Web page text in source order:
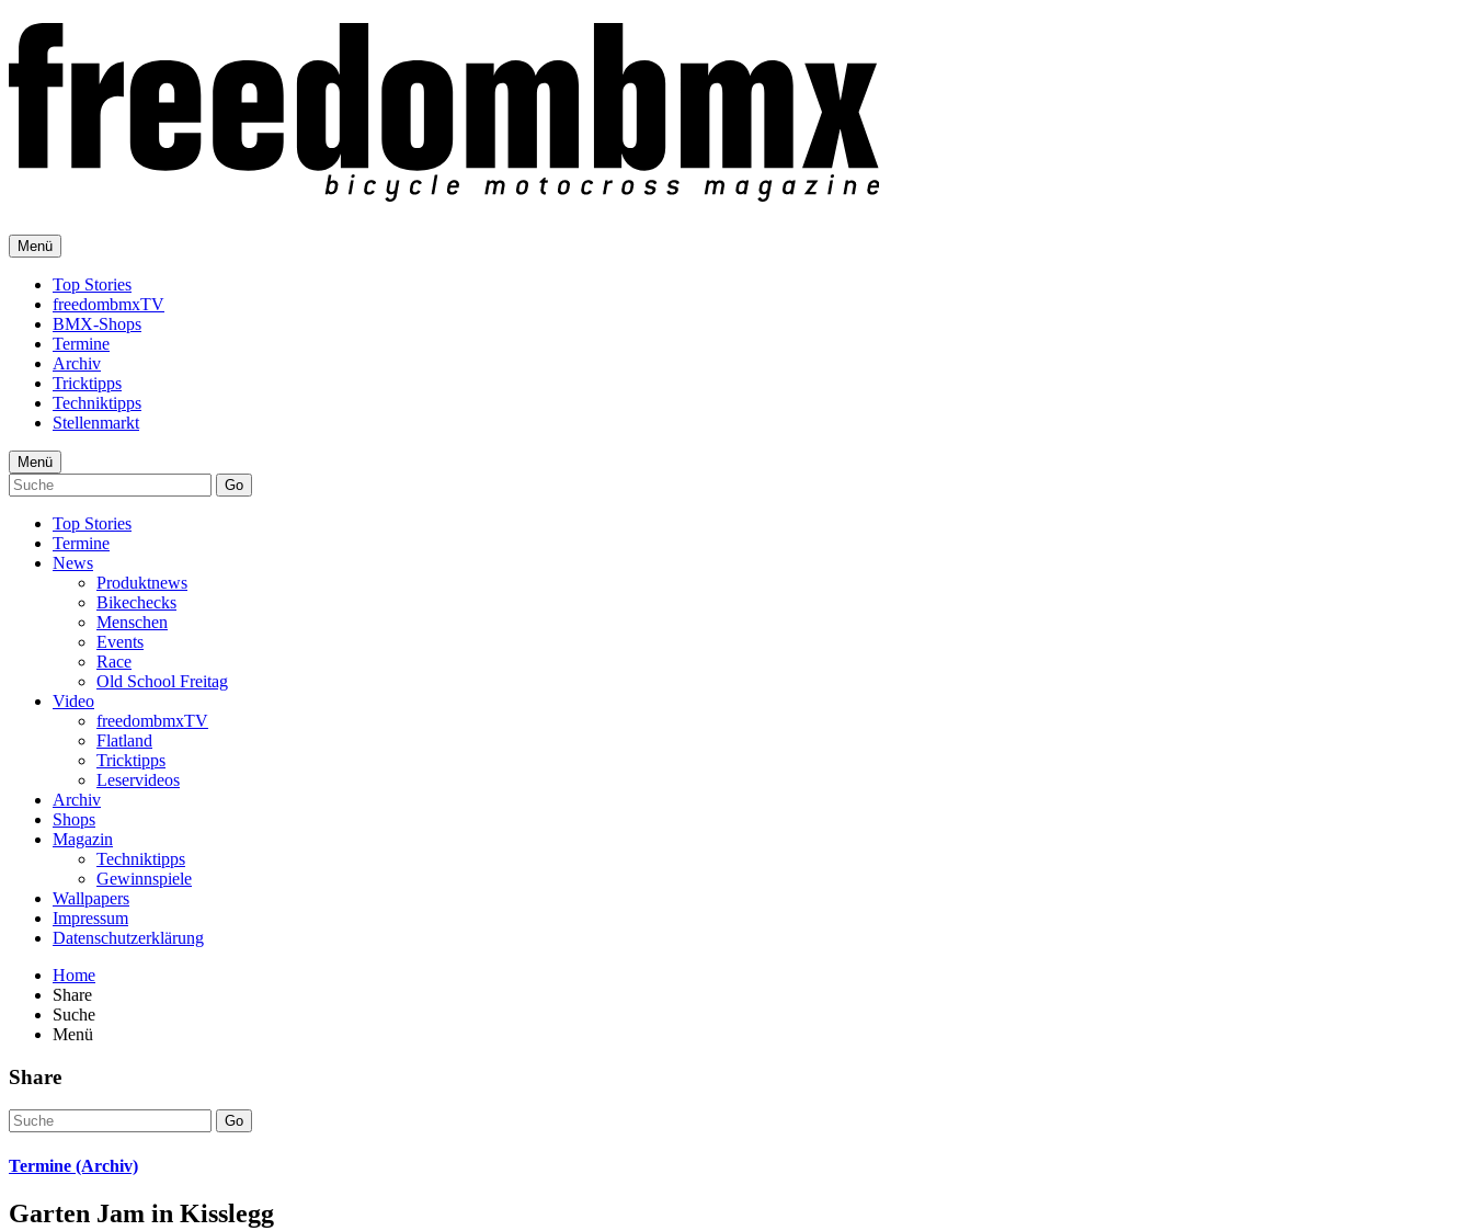
Menü
Top Stories
freedombmxTV
BMX-Shops
Termine
Archiv
Tricktipps
Techniktipps
Stellenmarkt
Menü
Go
Top Stories
Termine
News
Produktnews
Bikechecks
Menschen
Events
Race
Old School Freitag
Video
freedombmxTV
Flatland
Tricktipps
Leservideos
Archiv
Shops
Magazin
Techniktipps
Gewinnspiele
Wallpapers
Impressum
Datenschutzerklärung
Home
Share
Suche
Menü
Share
Go
Termine (Archiv)
Garten Jam in Kisslegg